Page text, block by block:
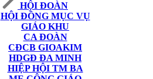
HỘI ĐOÀN
HỘI ĐỒNG MỤC VỤ
GIÁO KHU
CA ĐOÀN
CĐCB GIOAKIM
HDGĐ ĐA MINH
HIỆP HỘI TM BA